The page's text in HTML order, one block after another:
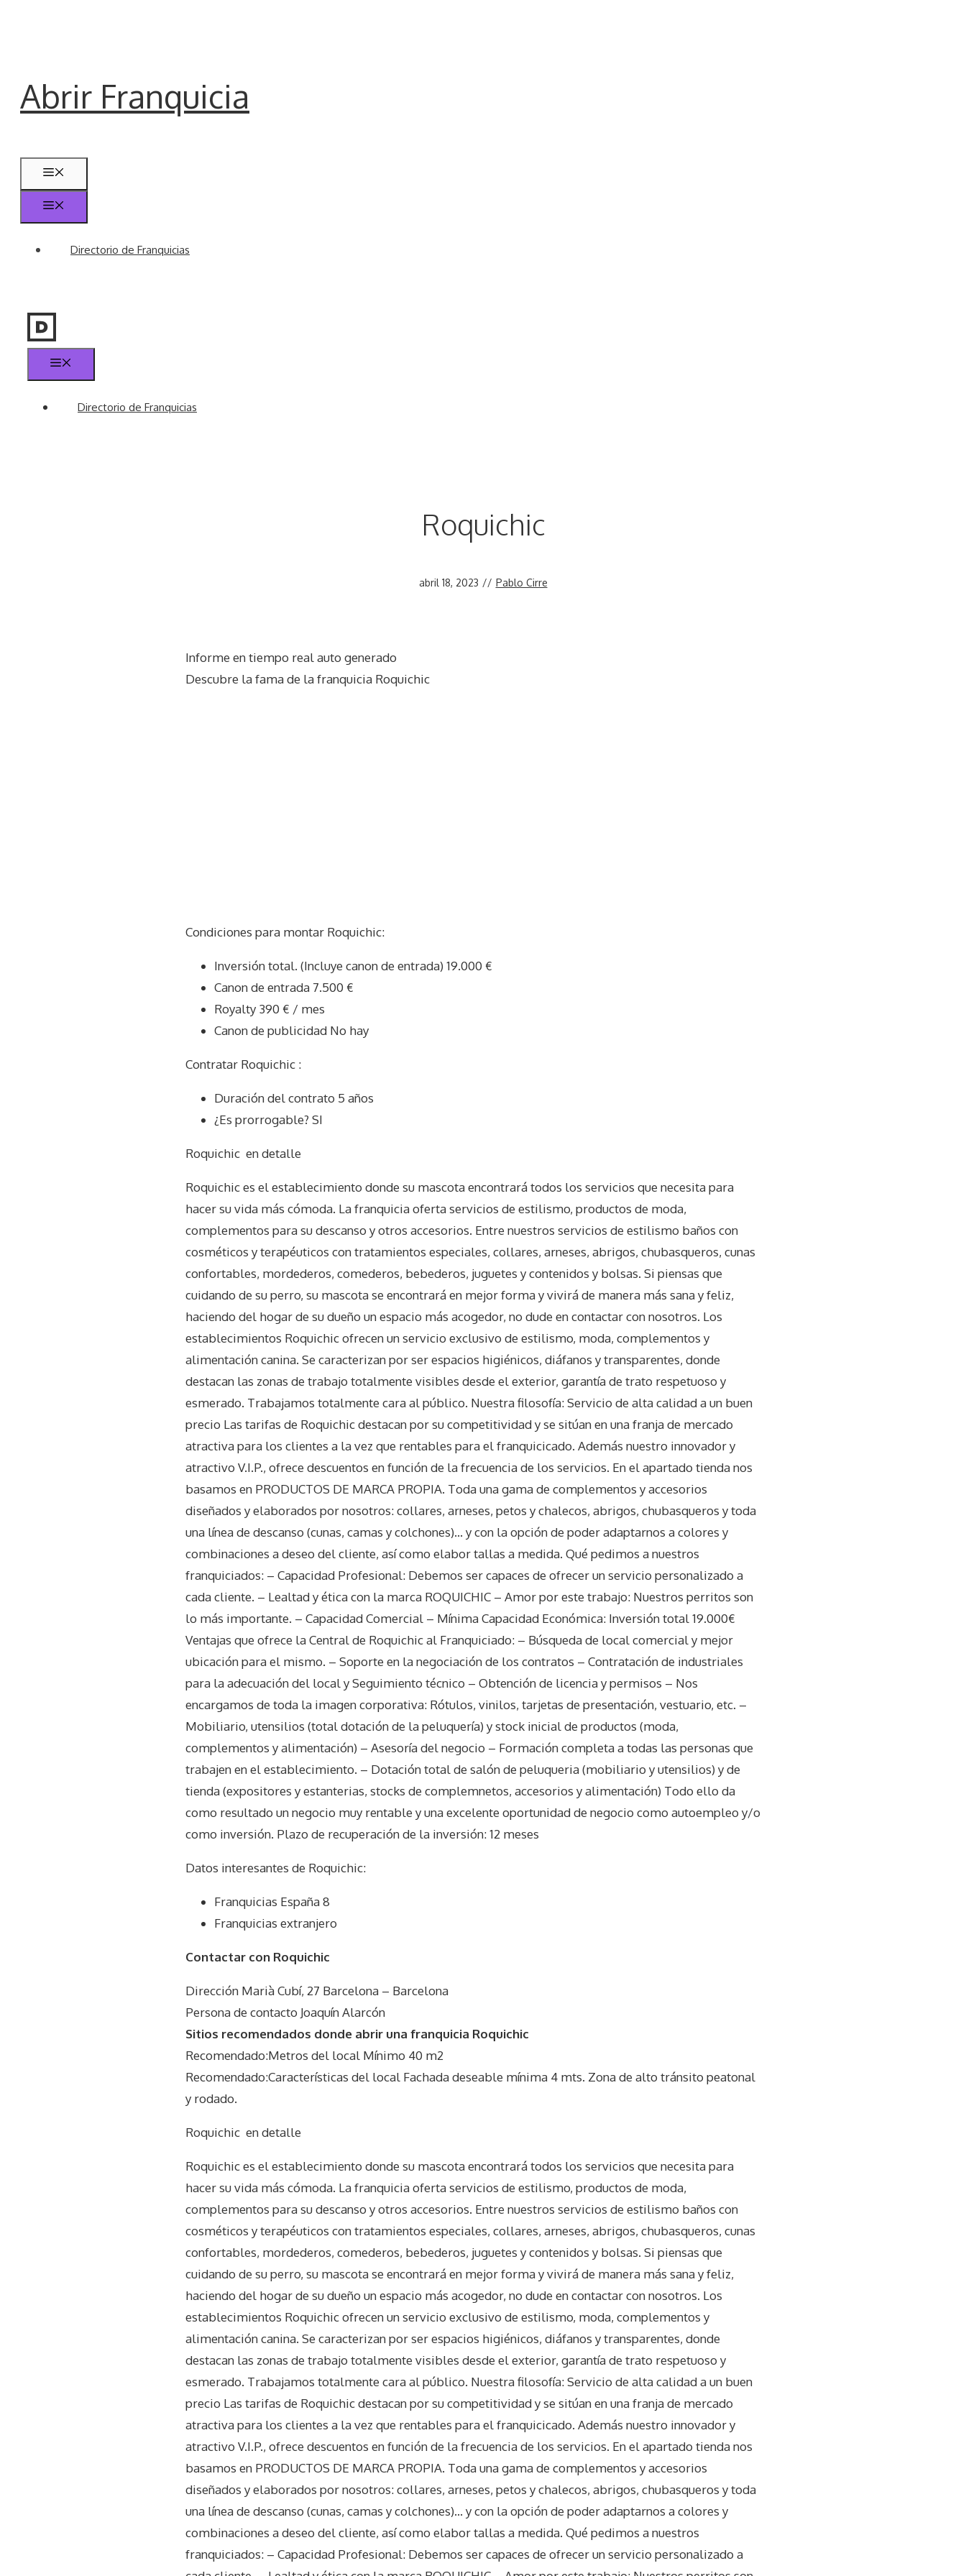
Abrir Franquicia
Directorio de Franquicias
Directorio de Franquicias
Roquichic
abril 18, 2023 // Pablo Cirre
Informe en tiempo real auto generado
Descubre la fama de la franquicia Roquichic
Condiciones para montar Roquichic:
Inversión total. (Incluye canon de entrada) 19.000 €
Canon de entrada 7.500 €
Royalty 390 € / mes
Canon de publicidad No hay
Contratar Roquichic :
Duración del contrato 5 años
¿Es prorrogable? SI
Roquichic en detalle
Roquichic es el establecimiento donde su mascota encontrará todos los servicios que necesita para
hacer su vida más cómoda. La franquicia oferta servicios de estilismo, productos de moda,
complementos para su descanso y otros accesorios. Entre nuestros servicios de estilismo baños con
cosméticos y terapéuticos con tratamientos especiales, collares, arneses, abrigos, chubasqueros, cunas
confortables, mordederos, comederos, bebederos, juguetes y contenidos y bolsas. Si piensas que
cuidando de su perro, su mascota se encontrará en mejor forma y vivirá de manera más sana y feliz,
haciendo del hogar de su dueño un espacio más acogedor, no dude en contactar con nosotros. Los
establecimientos Roquichic ofrecen un servicio exclusivo de estilismo, moda, complementos y
alimentación canina. Se caracterizan por ser espacios higiénicos, diáfanos y transparentes, donde
destacan las zonas de trabajo totalmente visibles desde el exterior, garantía de trato respetuoso y
esmerado. Trabajamos totalmente cara al público. Nuestra filosofía: Servicio de alta calidad a un buen
precio Las tarifas de Roquichic destacan por su competitividad y se sitúan en una franja de mercado
atractiva para los clientes a la vez que rentables para el franquicicado. Además nuestro innovador y
atractivo V.I.P., ofrece descuentos en función de la frecuencia de los servicios. En el apartado tienda nos
basamos en PRODUCTOS DE MARCA PROPIA. Toda una gama de complementos y accesorios
diseñados y elaborados por nosotros: collares, arneses, petos y chalecos, abrigos, chubasqueros y toda
una línea de descanso (cunas, camas y colchones)… y con la opción de poder adaptarnos a colores y
combinaciones a deseo del cliente, así como elabor tallas a medida. Qué pedimos a nuestros
franquiciados: – Capacidad Profesional: Debemos ser capaces de ofrecer un servicio personalizado a
cada cliente. – Lealtad y ética con la marca ROQUICHIC – Amor por este trabajo: Nuestros perritos son
lo más importante. – Capacidad Comercial – Mínima Capacidad Económica: Inversión total 19.000€
Ventajas que ofrece la Central de Roquichic al Franquiciado: – Búsqueda de local comercial y mejor
ubicación para el mismo. – Soporte en la negociación de los contratos – Contratación de industriales
para la adecuación del local y Seguimiento técnico – Obtención de licencia y permisos – Nos
encargamos de toda la imagen corporativa: Rótulos, vinilos, tarjetas de presentación, vestuario, etc. –
Mobiliario, utensilios (total dotación de la peluquería) y stock inicial de productos (moda,
complementos y alimentación) – Asesoría del negocio – Formación completa a todas las personas que
trabajen en el establecimiento. – Dotación total de salón de peluqueria (mobiliario y utensilios) y de
tienda (expositores y estanterias, stocks de complemnetos, accesorios y alimentación) Todo ello da
como resultado un negocio muy rentable y una excelente oportunidad de negocio como autoempleo y/o
como inversión. Plazo de recuperación de la inversión: 12 meses
Datos interesantes de Roquichic:
Franquicias España 8
Franquicias extranjero
Contactar con Roquichic
Dirección Marià Cubí, 27 Barcelona – Barcelona
Persona de contacto Joaquín Alarcón
Sitios recomendados donde abrir una franquicia Roquichic
Recomendado:Metros del local Mínimo 40 m2
Recomendado:Características del local Fachada deseable mínima 4 mts. Zona de alto tránsito peatonal
y rodado.
Roquichic en detalle
Roquichic es el establecimiento donde su mascota encontrará todos los servicios que necesita para
hacer su vida más cómoda. La franquicia oferta servicios de estilismo, productos de moda,
complementos para su descanso y otros accesorios. Entre nuestros servicios de estilismo baños con
cosméticos y terapéuticos con tratamientos especiales, collares, arneses, abrigos, chubasqueros, cunas
confortables, mordederos, comederos, bebederos, juguetes y contenidos y bolsas. Si piensas que
cuidando de su perro, su mascota se encontrará en mejor forma y vivirá de manera más sana y feliz,
haciendo del hogar de su dueño un espacio más acogedor, no dude en contactar con nosotros. Los
establecimientos Roquichic ofrecen un servicio exclusivo de estilismo, moda, complementos y
alimentación canina. Se caracterizan por ser espacios higiénicos, diáfanos y transparentes, donde
destacan las zonas de trabajo totalmente visibles desde el exterior, garantía de trato respetuoso y
esmerado. Trabajamos totalmente cara al público. Nuestra filosofía: Servicio de alta calidad a un buen
precio Las tarifas de Roquichic destacan por su competitividad y se sitúan en una franja de mercado
atractiva para los clientes a la vez que rentables para el franquicicado. Además nuestro innovador y
atractivo V.I.P., ofrece descuentos en función de la frecuencia de los servicios. En el apartado tienda nos
basamos en PRODUCTOS DE MARCA PROPIA. Toda una gama de complementos y accesorios
diseñados y elaborados por nosotros: collares, arneses, petos y chalecos, abrigos, chubasqueros y toda
una línea de descanso (cunas, camas y colchones)… y con la opción de poder adaptarnos a colores y
combinaciones a deseo del cliente, así como elabor tallas a medida. Qué pedimos a nuestros
franquiciados: – Capacidad Profesional: Debemos ser capaces de ofrecer un servicio personalizado a